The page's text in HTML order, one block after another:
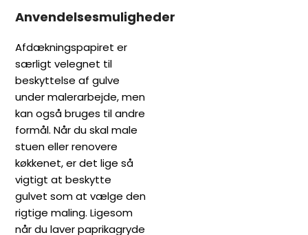
Anvendelsesmuligheder
Afdækningspapiret er
særligt velegnet til
beskyttelse af gulve
under malerarbejde, men
kan også bruges til andre
formål. Når du skal male
stuen eller renovere
køkkenet, er det lige så
vigtigt at beskytte
gulvet som at vælge den
rigtige maling. Ligesom
når du laver paprikagryde